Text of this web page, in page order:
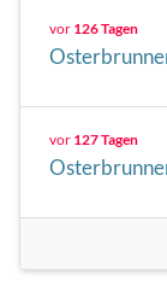
vor 126 Tagen
vor 127 Tagen